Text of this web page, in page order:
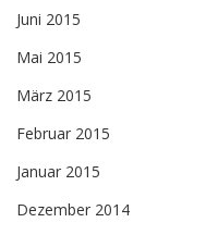
Juni 2015
Mai 2015
März 2015
Februar 2015
Januar 2015
Dezember 2014